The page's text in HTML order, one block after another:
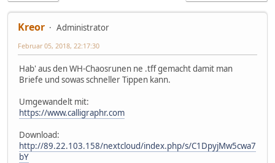
Kreor Administrator
Februar 05, 2018, 22:17:30
Hab' aus den WH-Chaosrunen ne .tff gemacht damit man
Briefe und sowas schneller Tippen kann.
Umgewandelt mit:
https://www.calligraphr.com
Download:
http://89.22.103.158/nextcloud/index.php/s/C1DpyjMw5cwa7
bY